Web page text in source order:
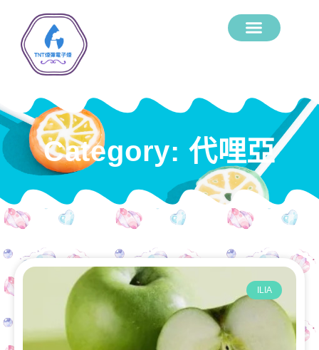
Category: 代哩亞
ILIA